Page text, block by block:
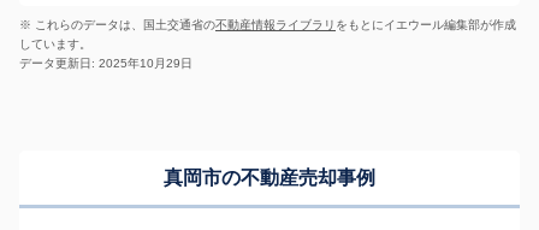
※ これらのデータは、国土交通省の不動産情報ライブラリ をもとにイエウール編集部が作成
しています。
データ更新日: 2025年10月29日
真岡市の不動産売却事例